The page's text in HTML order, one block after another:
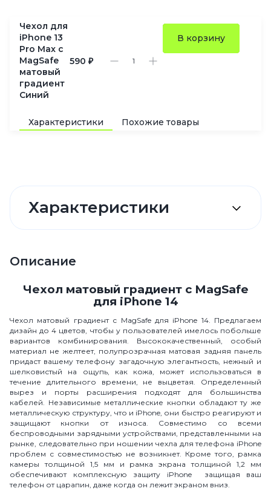
Чехол для
iPhone 13
Pro Max с
MagSafe
матовый
градиент
Синий
590 ₽
В корзину
Характеристики Похожие товары
Характеристики
Описание
Чехол матовый градиент с MagSafe
для iPhone 14
Чехол матовый градиент с MagSafe для iPhone 14. Предлагаем
дизайн до 4 цветов, чтобы у пользователей имелось побольше
вариантов комбинирования. Высококачественный, особый
материал не желтеет, полупрозрачная матовая задняя панель
придаст вашему телефону загадочную элегантность, нежный и
шелковистый на ощупь, как кожа, может использоваться в
течение длительного времени, не выцветая. Определенный
вырез и порты расширения подходят для большинства
кабелей. Независимые металлические кнопки обладают ту же
металлическую структуру, что и iPhone, они быстро реагируют и
защищают кнопки от износа. Совместимо со всеми
беспроводными зарядными устройствами, представленными на
рынке, следовательно при ношении чехла для телефона iPhone
проблем с совместимостью не возникнет. Кроме того, рамка
камеры толщиной 1,5 мм и рамка экрана толщиной 1,2 мм
обеспечивают комплексную защиту iPhone защищая ваш
телефон от царапин, даже когда он лежит экраном вниз.